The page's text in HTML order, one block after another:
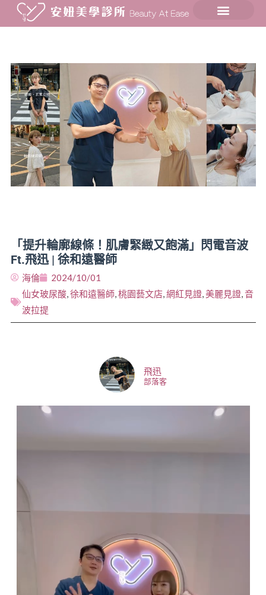
「提升輪廓線條！肌膚緊緻又飽滿」閃電音波
Ft.飛迅 | 徐和遠醫師
海倫
2024/10/01
仙女玻尿酸, 徐和遠醫師, 桃園藝文店, 網紅見證, 美麗見證, 音
波拉提
飛迅
部落客